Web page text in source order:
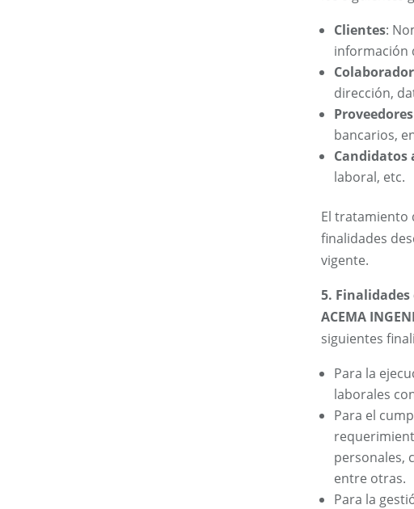
Clientes:
información
dirección,
Proveedores
bancarios,
Candidatos
laboral, etc.
El tratamiento
finalidades
vigente.
5.
ACEMA
siguientes
Para la
laborales
Para el
personales,
entre otras.
Para la